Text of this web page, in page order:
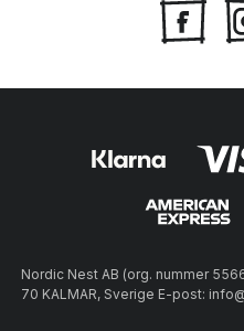
Nordic Nest AB (org. nummer
70 KALMAR, Sverige E-post: